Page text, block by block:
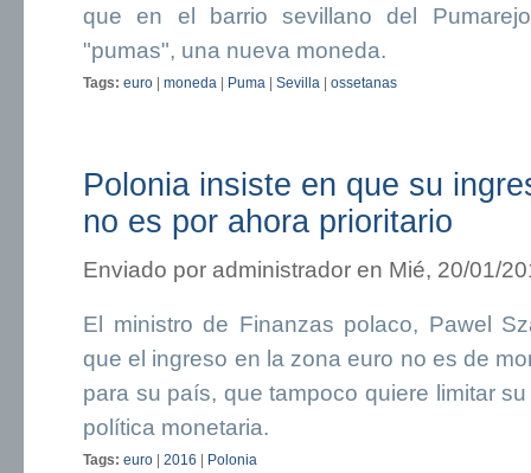
que en el barrio sevillano del
"pumas", una nueva moneda.
Tags: euro | moneda | Puma | Sevilla | ossetanas
Polonia insiste en que su
no es por ahora prioritario
Enviado por administrador en Mié, 20/01/
El ministro de Finanzas polaco, Pawel
que el ingreso en la zona euro no es de
para su país, que tampoco quiere limitar
política monetaria.
Tags: euro | 2016 | Polonia